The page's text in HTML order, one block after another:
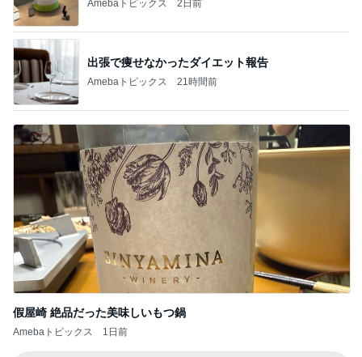
Amebaトピックス 2日前
出張で痩せなかったダイエット報告
Amebaトピックス 21時間前
假屋崎 絶品だった美味しいもつ鍋
Amebaトピックス 1日前